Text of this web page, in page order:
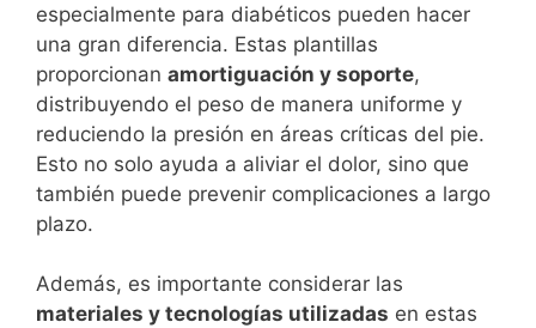
especialmente para diabéticos pueden hacer
una gran diferencia. Estas plantillas
proporcionan amortiguación y soporte,
distribuyendo el peso de manera uniforme y
reduciendo la presión en áreas críticas del pie.
Esto no solo ayuda a aliviar el dolor, sino que
también puede prevenir complicaciones a largo
plazo.
Además, es importante considerar las
materiales y tecnologías utilizadas en estas